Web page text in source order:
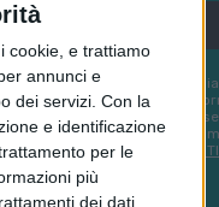
cookie, e trattiamo
annunci e
dei servizi. Con la
e identificazione
per le
più
dei dati